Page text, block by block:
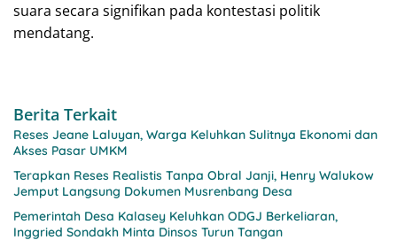
suara secara signifikan pada kontestasi politik
mendatang.
Berita Terkait
Reses Jeane Laluyan, Warga Keluhkan Sulitnya Ekonomi dan
Akses Pasar UMKM
Terapkan Reses Realistis Tanpa Obral Janji, Henry Walukow
Jemput Langsung Dokumen Musrenbang Desa
Pemerintah Desa Kalasey Keluhkan ODGJ Berkeliaran,
Inggried Sondakh Minta Dinsos Turun Tangan